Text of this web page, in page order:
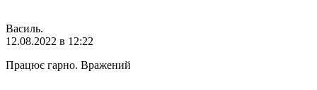
Василь.
12.08.2022 в 12:22
Працює гарно. Вражений